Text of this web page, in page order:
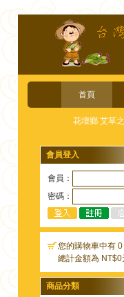
首頁
花壇鄉 艾草
會員登入
會員：
密碼：
您的購物車中有 0
總計金額為 NT$0
商品分類